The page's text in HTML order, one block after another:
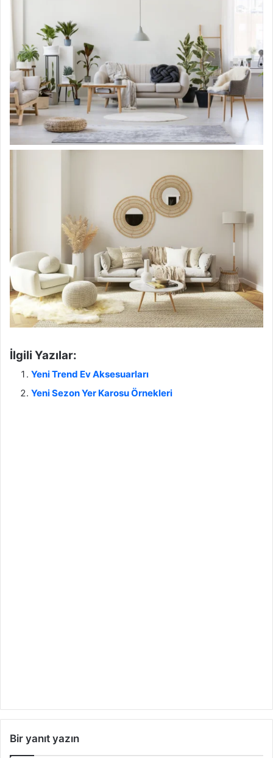
İlgili Yazılar:
Yeni Trend Ev Aksesuarları
Yeni Sezon Yer Karosu Örnekleri
Bir yanıt yazın